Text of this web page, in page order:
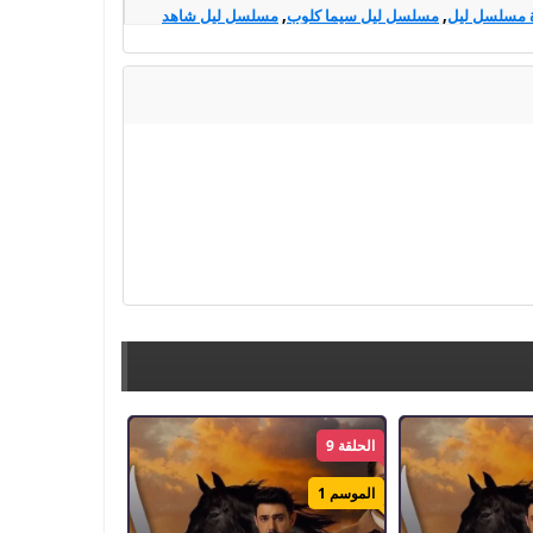
مسلسل ليل,مسلسل ليل سيما كلوب,مسلسل ليل شاهد
ليل ايجي بيست,مسلسل ليل اكوام
الحلقة 9
الموسم 1